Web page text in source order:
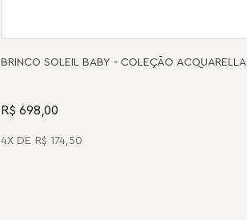
BRINCO SOLEIL BABY - COLEÇÃO ACQUARELLA
R$ 698,00
4 R$ 174,50